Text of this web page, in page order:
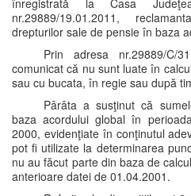
înregistrată la Casa
nr.29889/19.01.2011,
drepturilor sale de pensie în baza
Prin adresa nr.29889/C/
comunicat că nu sunt luate în
sau cu bucata, în regie sau după
Pârâta a susţinut că
baza acordului global în
2000, evidenţiate în conţinutul
pot fi utilizate la determinarea
nu au făcut parte din baza de
anterioare datei de 01.04.2001.